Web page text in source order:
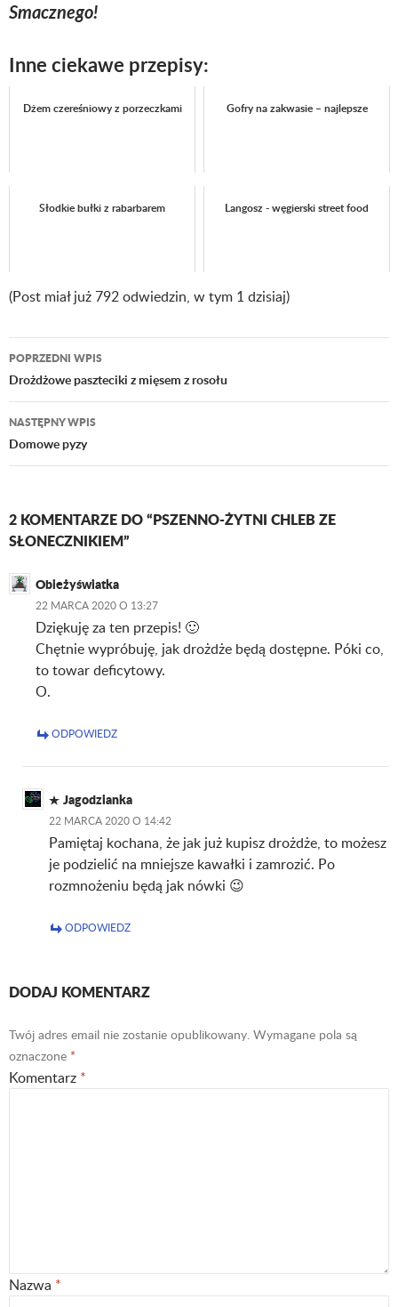
Smacznego!
Inne ciekawe przepisy:
Dżem czereśniowy z porzeczkami Gofry na zakwasie – najlepsze
Słodkie bułki z rabarbarem Langosz - węgierski street food
(Post miał już 792 odwiedzin, w tym 1 dzisiaj)
Nawigacja
wpisu
POPRZEDNI WPIS
Drożdżowe paszteciki z mięsem z rosołu
NASTĘPNY WPIS
Domowe pyzy
2 KOMENTARZE DO “PSZENNO-ŻYTNI CHLEB ZE
SŁONECZNIKIEM”
Obieżyświatka
22 MARCA 2020 O 13:27
Dziękuję za ten przepis! 🙂
Chętnie wypróbuję, jak drożdże będą dostępne. Póki co,
to towar deficytowy.
O.
ODPOWIEDZ
Jagodzianka
22 MARCA 2020 O 14:42
Pamiętaj kochana, że jak już kupisz drożdże, to możesz
je podzielić na mniejsze kawałki i zamrozić. Po
rozmnożeniu będą jak nówki 😉
ODPOWIEDZ
DODAJ KOMENTARZ
Twój adres email nie zostanie opublikowany. Wymagane pola są
oznaczone *
Komentarz *
Nazwa *